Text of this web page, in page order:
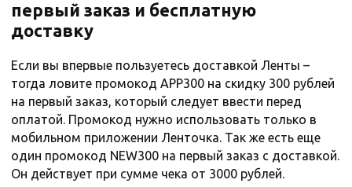
первый заказ и бесплатную
доставку
Если вы впервые пользуетесь доставкой Ленты –
тогда ловите промокод APP300 на скидку 300 рублей
на первый заказ, который следует ввести перед
оплатой. Промокод нужно использовать только в
мобильном приложении Ленточка. Так же есть еще
один промокод NEW300 на первый заказ с доставкой.
Он действует при сумме чека от 3000 рублей.